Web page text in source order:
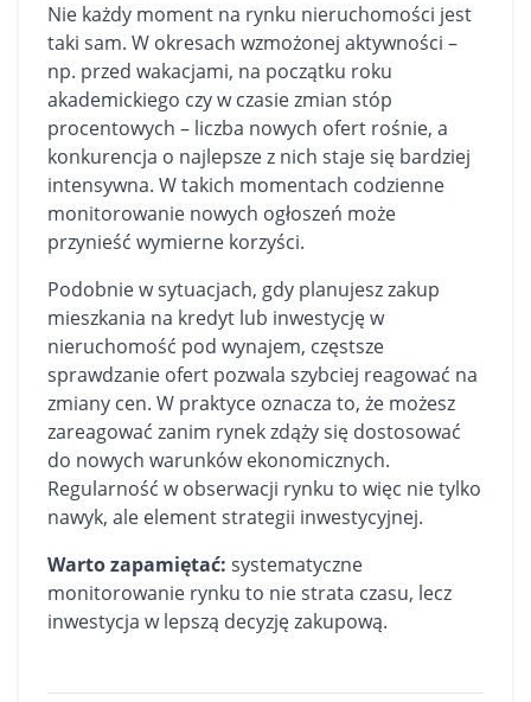
Nie każdy moment na rynku nieruchomości jest
taki sam. W okresach wzmożonej aktywności –
np. przed wakacjami, na początku roku
akademickiego czy w czasie zmian stóp
procentowych – liczba nowych ofert rośnie, a
konkurencja o najlepsze z nich staje się bardziej
intensywna. W takich momentach codzienne
monitorowanie nowych ogłoszeń może
przynieść wymierne korzyści.
Podobnie w sytuacjach, gdy planujesz zakup
mieszkania na kredyt lub inwestycję w
nieruchomość pod wynajem, częstsze
sprawdzanie ofert pozwala szybciej reagować na
zmiany cen. W praktyce oznacza to, że możesz
zareagować zanim rynek zdąży się dostosować
do nowych warunków ekonomicznych.
Regularność w obserwacji rynku to więc nie tylko
nawyk, ale element strategii inwestycyjnej.
Warto zapamiętać: systematyczne
monitorowanie rynku to nie strata czasu, lecz
inwestycja w lepszą decyzję zakupową.